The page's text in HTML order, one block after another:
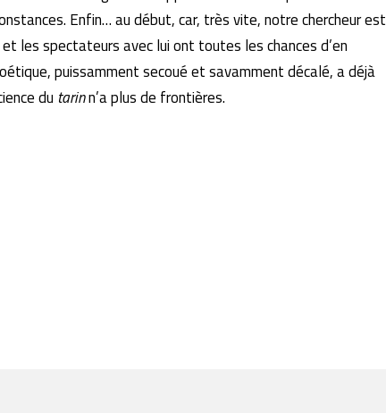
Enfin… au début, car, très vite, notre chercheur est
les spectateurs avec lui ont toutes les chances d’en
puissamment secoué et savamment décalé, a déjà
du tarinn’a plus de frontières.